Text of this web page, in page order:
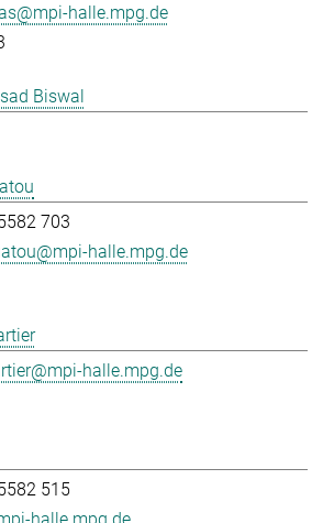
halle.mpg.de
Biswal
703
halle.mpg.de
halle.mpg.de
515